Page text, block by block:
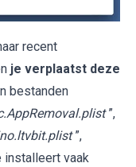
recent
je verplaatst deze
bestanden
”,
”,
installeert vaak